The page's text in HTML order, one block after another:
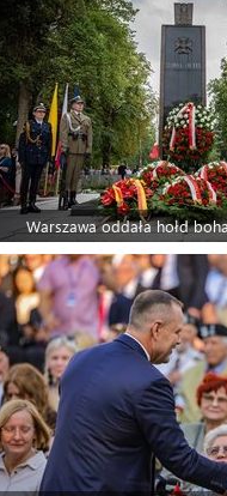
Warszawa oddała hołd